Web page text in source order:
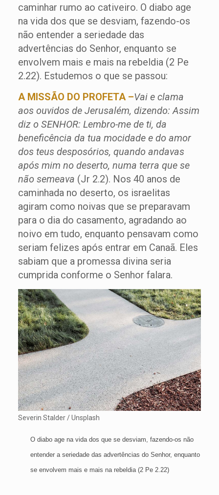
caminhar rumo ao cativeiro. O diabo age
na vida dos que se desviam, fazendo-os
não entender a seriedade das
advertências do Senhor, enquanto se
envolvem mais e mais na rebeldia (2 Pe
2.22). Estudemos o que se passou:
A MISSÃO DO PROFETA –Vai e clama
aos ouvidos de Jerusalém, dizendo: Assim
diz o SENHOR: Lembro-me de ti, da
beneficência da tua mocidade e do amor
dos teus desposórios, quando andavas
após mim no deserto, numa terra que se
não semeava (Jr 2.2). Nos 40 anos de
caminhada no deserto, os israelitas
agiram como noivas que se preparavam
para o dia do casamento, agradando ao
noivo em tudo, enquanto pensavam como
seriam felizes após entrar em Canaã. Eles
sabiam que a promessa divina seria
cumprida conforme o Senhor falara.
Severin Stalder / Unsplash
O diabo age na vida dos que se desviam, fazendo-os não
entender a seriedade das advertências do Senhor, enquanto
se envolvem mais e mais na rebeldia (2 Pe 2.22)